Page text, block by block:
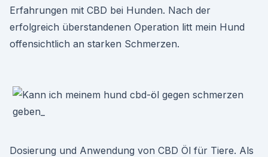
Erfahrungen mit CBD bei Hunden. Nach der
erfolgreich überstandenen Operation litt mein Hund
offensichtlich an starken Schmerzen.
Dosierung und Anwendung von CBD Öl für Tiere. Als